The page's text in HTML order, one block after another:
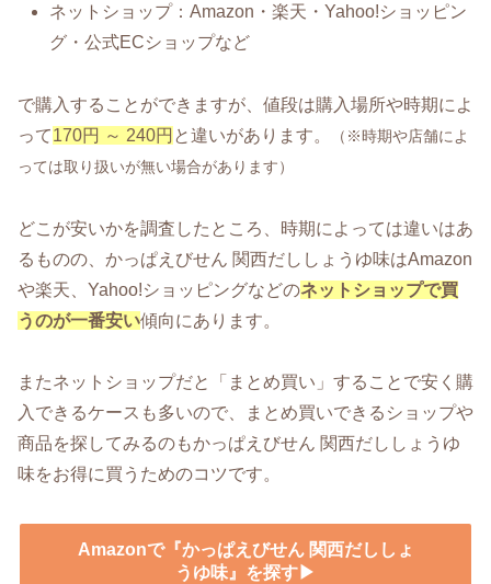
ネットショップ：Amazon・楽天・Yahoo!ショッピン
グ・公式ECショップなど
で購入することができますが、値段は購入場所や時期によ
って170円 ～ 240円 と違いがあります。
（※時期や店舗によ
っては取り扱いが無い場合があります）
どこが安いかを調査したところ、時期によっては違いはあ
るものの、かっぱえびせん 関西だししょうゆ味はAmazon
や楽天、Yahoo!ショッピングなどのネットショップで買
うのが一番安い傾向にあります。
またネットショップだと「まとめ買い」することで安く購
入できるケースも多いので、まとめ買いできるショップや
商品を探してみるのもかっぱえびせん 関西だししょうゆ
味をお得に買うためのコツです。
Amazonで『かっぱえびせん 関西だししょ
うゆ味』を探す▶